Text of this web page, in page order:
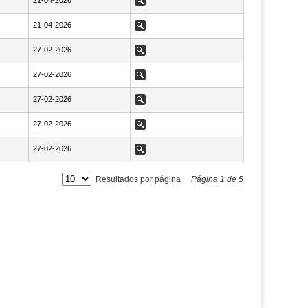
NaN21-04-2026
21-04-2026 Ver
NaN27-02-2026
27-02-2026 Ver
NaN27-02-2026
27-02-2026 Ver
NaN27-02-2026
27-02-2026 Ver
NaN27-02-2026
27-02-2026 Ver
NaN27-02-2026
27-02-2026 Ver
Resultados por página Página 1 de 5